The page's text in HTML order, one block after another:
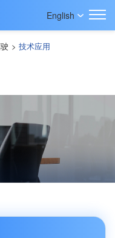
English
> 技术应用